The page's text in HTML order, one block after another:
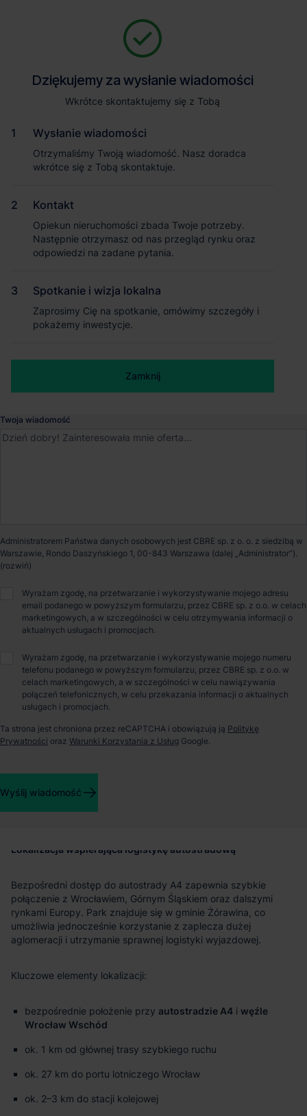
Magazyn Mapletree Wrocław II
Wojkowice , Dolnośląskie
Dostępność
O parku
Mapletree Wrocław II – centrum dystrybucji przy
autostradzie A4
Mapletree Wrocław II to park magazynowo‑produkcyjny
węzła Wrocław Wschód przy autostradzie A4. Usytuowanie
przy jednym z najważniejszych korytarzy transportowych w
lokalizacja dedykowana firmom prowadzącym intensywną
dystrybucję w układzie krajowym oraz międzynarodowym,
szczególnie na osi wschód–zachód.
Lokalizacja wspierająca logistykę autostradową
Bezpośredni dostęp do autostrady A4 zapewnia szybkie
połączenie z Wrocławiem, Górnym Śląskiem oraz dalszymi
rynkami Europy. Park znajduje się w gminie Żórawina, co
umożliwia jednocześnie korzystanie z zaplecza dużej
aglomeracji i utrzymanie sprawnej logistyki wyjazdowej.
Kluczowe elementy lokalizacji:
bezpośrednie położenie przy autostradzie A4 i węźle
Wrocław Wschód
ok. 1 km od głównej trasy szybkiego ruchu
ok. 27 km do portu lotniczego Wrocław
ok. 2–3 km do stacji kolejowej
Dziękujemy za wysłanie wiadomości
Wkrótce skontaktujemy się z Tobą
Wysłanie wiadomości
Otrzymaliśmy Twoją wiadomość. Nasz doradca
wkrótce się z Tobą skontaktuje.
Kontakt
Opiekun nieruchomości zbada Twoje potrzeby.
Następnie otrzymasz od nas przegląd rynku oraz
odpowiedzi na zadane pytania.
Spotkanie i wizja lokalna
Zaprosimy Cię na spotkanie, omówimy szczegóły i
pokażemy inwestycje.
Zamknij
Jesteśmy tu, żeby Ci pomóc. Niezależnie od tego, na jakim etapie
pomożemy Ci wybrać najlepszą ofertę. Napisz do nas!
Imię i nazwisko
Nazwa firmy
Email służbowy
Twoja wiadomość
Administratorem Państwa danych osobowych jest CBRE sp. z o. o. z siedzibą w
Warszawie, Rondo Daszyńskiego 1, 00-843 Warszawa (dalej „Administrator”).
Wyrażam zgodę, na przetwarzanie i wykorzystywanie mojego adresu
email podanego w powyższym formularzu, przez CBRE sp. z o.o. w celach
marketingowych, a w szczególności w celu otrzymywania informacji o
aktualnych usługach i promocjach.
Wyrażam zgodę, na przetwarzanie i wykorzystywanie mojego numeru
telefonu podanego w powyższym formularzu, przez CBRE sp. z o.o. w
celach marketingowych, a w szczególności w celu nawiązywania
połączeń telefonicznych, w celu przekazania informacji o aktualnych
usługach i promocjach.
Ta strona jest chroniona przez reCAPTCHA i obowiązują ją Politykę
Prywatności oraz Warunki Korzystania z Usług Google.
Wyślij wiadomość
Dziękujemy za wysłanie wiadomości
Wkrótce skontaktujemy się z Tobą
Wysłanie wiadomości
Otrzymaliśmy Twoją wiadomość. Nasz doradca
wkrótce się z Tobą skontaktuje.
Kontakt
Opiekun nieruchomości zbada Twoje potrzeby.
Następnie otrzymasz od nas przegląd rynku oraz
odpowiedzi na zadane pytania.
Spotkanie i wizja lokalna
Zaprosimy Cię na spotkanie, omówimy szczegóły i
pokażemy inwestycje.
Zamknij